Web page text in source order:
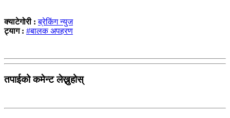
क्याटेगोरी :ब्रेकिंग न्युज
ट्याग : #बालक अपहरण
तपाईको कमेन्ट लेख्नुहोस्